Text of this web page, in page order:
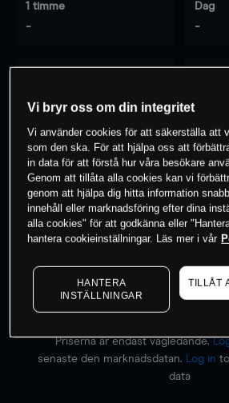
1 timme
-
Dag
-
0% av kunderna har en
instrument
Börja handla
Priserna är endast vägledande.
senaste den marknadsdatan.
Log in
data
Vi bryr oss om din integritet
Vi använder cookies för att säkerställa att
som den ska. För att hjälpa oss att
in data för att förstå hur våra besökare
Genom att tillåta alla cookies kan vi
genom att hjälpa dig hitta information
innehåll eller marknadsföring efter dina
alla cookies" för att godkänna eller
hantera cookieinställningar. Läs mer i vår
HANTERA
INSTÄLLNINGAR
TILLÅT